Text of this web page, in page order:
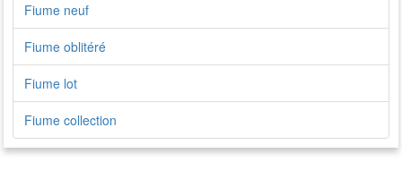
Fiume neuf
Fiume oblitéré
Fiume lot
Fiume collection